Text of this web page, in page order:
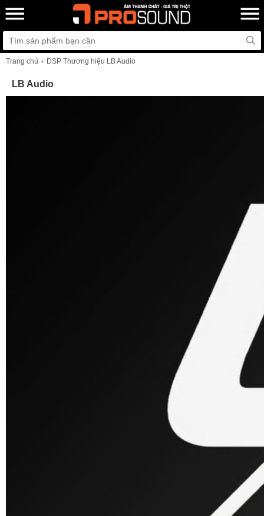
Trang chủ DSP Thương hiệu LB Audio
LB Audio